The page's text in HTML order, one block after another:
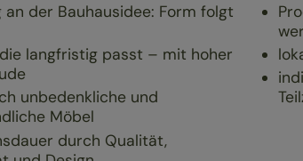
der Bauhausidee: Form folgt
langfristig passt – mit hoher
unbedenkliche und
Möbel
durch Qualität,